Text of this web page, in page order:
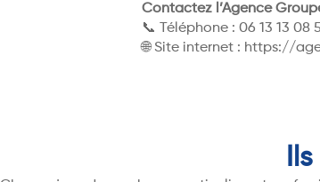
Contactez l’Agence
📞 Téléphone : 06 13 13 08
🌐 Site internet : https://